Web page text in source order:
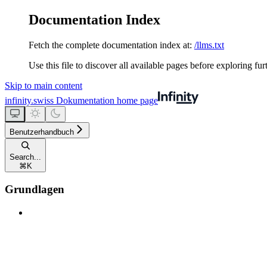
Documentation Index
Fetch the complete documentation index at: /llms.txt
Use this file to discover all available pages before exploring
Skip to main content
infinity.swiss Dokumentation home page
Benutzerhandbuch
Search...
⌘K
Grundlagen